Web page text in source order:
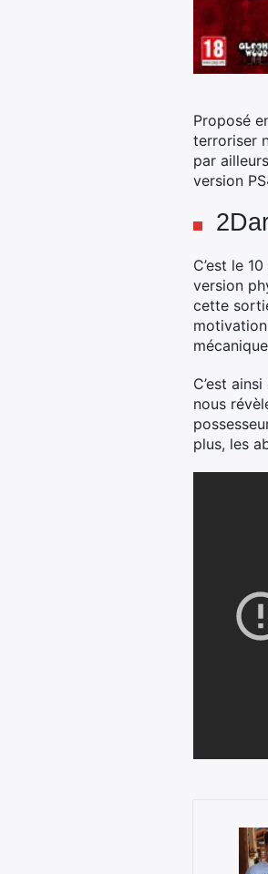
Proposé
terroriser
par
version
C’est le
version
cette
C’est
nous
plus, les